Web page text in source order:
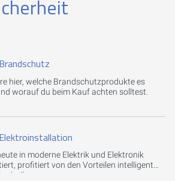
Brandschutz
hier, welche Brandschutzprodukte es
worauf du beim Kauf achten solltest.
Elektroinstallation
in moderne Elektrik und Elektronik
profitiert von den Vorteilen intelligenter